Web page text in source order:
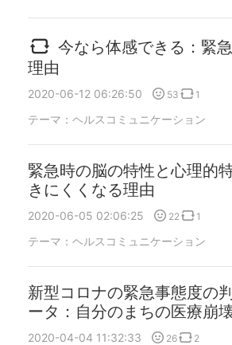
今なら体感できる：緊
理由
2020-06-12 06:26:50 53 1
テーマ： ヘルスコミュニケーション
緊急時の脳の特性と心理的
きにくくなる理由
2020-06-05 02:06:25 22 1
テーマ： ヘルスコミュニケーション
新型コロナの緊急事態度の
ータ：自分のまちの医療崩
2020-04-04 11:32:33 26 2